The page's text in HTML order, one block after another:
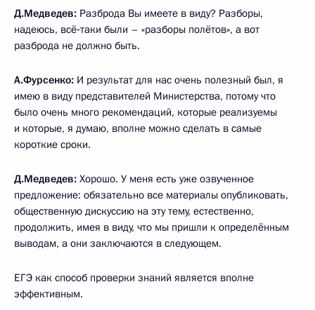
Д.Медведев: Разброда Вы имеете в виду? Разборы,
надеюсь, всё‑таки были – «разборы полётов», а вот
разброда не должно быть.
А.Фурсенко: И результат для нас очень полезный был, я
имею в виду представителей Министерства, потому что
было очень много рекомендаций, которые реализуемы
и которые, я думаю, вполне можно сделать в самые
короткие сроки.
Д.Медведев: Хорошо. У меня есть уже озвученное
предложение: обязательно все материалы опубликовать,
общественную дискуссию на эту тему, естественно,
продолжить, имея в виду, что мы пришли к определённым
выводам, а они заключаются в следующем.
ЕГЭ как способ проверки знаний является вполне
эффективным.